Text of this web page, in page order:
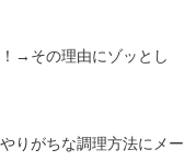
→その理由にゾッとし
りがちな調理方法にメー